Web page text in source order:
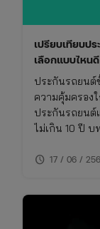
เปรียบเทียบป
เลือกแบบไหนดี
ประกันรถยนต์
ความคุ้มครอง
ประกันรถยนต์
ไม่เกิน 10 ปี บ
เทียบ ทั้งเรื่อง
schedule 17 / 06 /